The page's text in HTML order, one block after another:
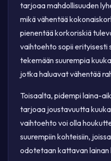
tarjoaa mahdollisuuden
mikä vähentää
pienentää korkoriskiä
vaihtoehto sopii
tekemään suurempia
jotka haluavat vähentää
Toisaalta, pidempi laina-
tarjoaa joustavuutta
vaihtoehto voi olla
suurempiin kohteisiin,
odotetaan kattavan lainan